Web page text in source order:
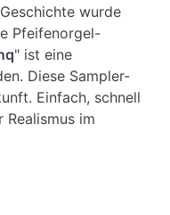
wurde
Pfeifenorgel-
" ist eine
Diese Sampler-
Einfach, schnell
Realismus im